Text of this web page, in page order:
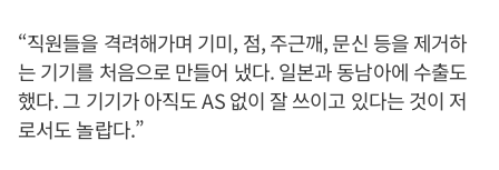
“직원들을 격려해가며 기미, 점, 주근깨, 문신 등을 제거하
는 기기를 처음으로 만들어 냈다. 일본과 동남아에 수출도
했다. 그 기기가 아직도 AS 없이 잘 쓰이고 있다는 것이 저
로서도 놀랍다.”